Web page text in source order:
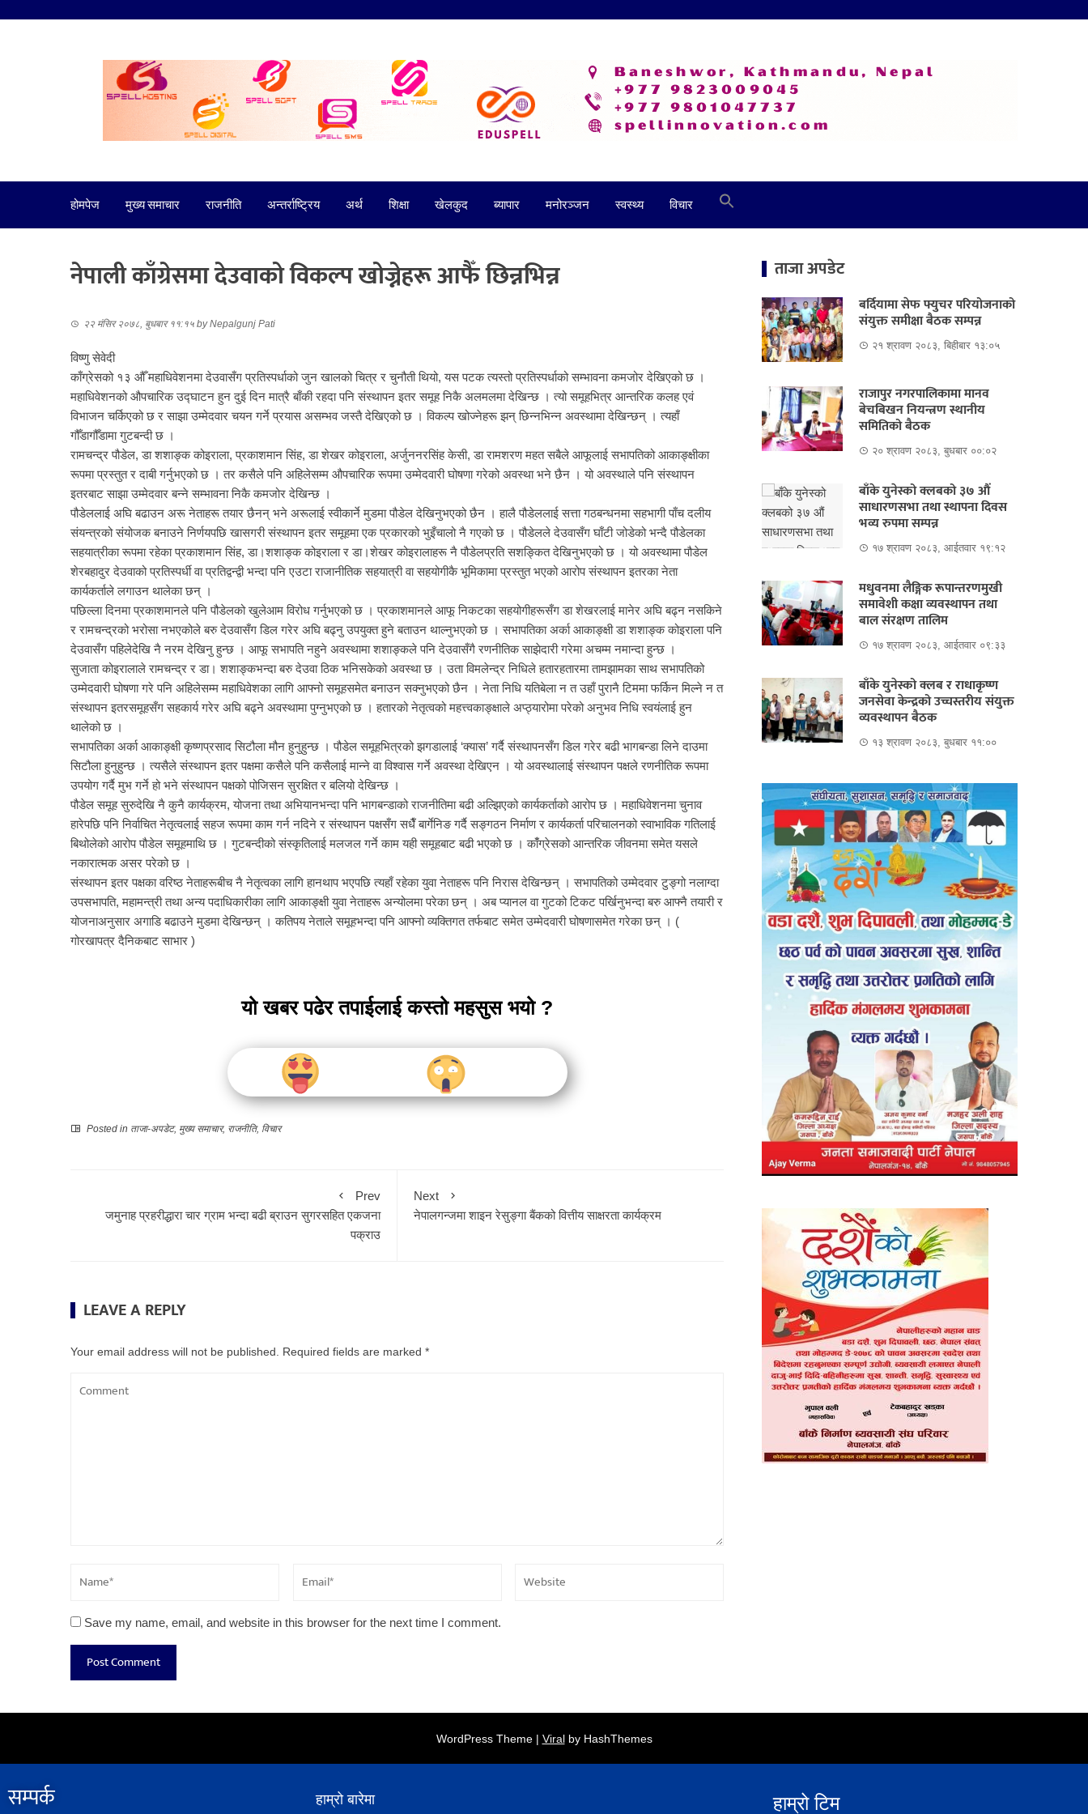
होमपेज मुख्य समाचार राजनीति अन्तर्राष्ट्रिय अर्थ शिक्षा खेलकुद ब्यापार मनोरञ्जन स्वस्थ्य विचार
नेपाली काँग्रेसमा देउवाको विकल्प खोज्नेहरू आफैँ छिन्नभिन्न
२२ मंसिर २०७८, बुधबार ११:१५ byNepalgunj Pati
विष्णु सेवेदी
काँग्रेसको १३ औँ महाधिवेशनमा देउवासँग प्रतिस्पर्धाको जुन खालको चित्र र चुनौती थियो, यस पटक त्यस्तो प्रतिस्पर्धाको सम्भावना कमजोर देखिएको छ ।
महाधिवेशनको औपचारिक उद्घाटन हुन दुई दिन मात्रै बाँकी रहदा पनि संस्थापन इतर समूह निकै अलमलमा देखिन्छ । त्यो समूहभित्र आन्तरिक कलह एवं
विभाजन चर्किएको छ र साझा उम्मेदवार चयन गर्ने प्रयास असम्भव जस्तै देखिएको छ । विकल्प खोज्नेहरू झन् छिन्नभिन्न अवस्थामा देखिन्छन् । त्यहाँ
गौँडागौँडामा गुटबन्दी छ ।
रामचन्द्र पौडेल, डा शशाङ्क कोइराला, प्रकाशमान सिंह, डा शेखर कोइराला, अर्जुननरसिंह केसी, डा रामशरण महत सबैले आफूलाई सभापतिको आकाङ्क्षीका
रूपमा प्रस्तुत र दाबी गर्नुभएको छ । तर कसैले पनि अहिलेसम्म औपचारिक रूपमा उम्मेदवारी घोषणा गरेको अवस्था भने छैन । यो अवस्थाले पनि संस्थापन
इतरबाट साझा उम्मेदवार बन्ने सम्भावना निकै कमजोर देखिन्छ ।
पौडेललाई अघि बढाउन अरू नेताहरू तयार छैनन् भने अरूलाई स्वीकार्ने मुडमा पौडेल देखिनुभएको छैन । हालै पौडेललाई सत्ता गठबन्धनमा सहभागी पाँच दलीय
संयन्‍त्रको संयोजक बनाउने निर्णयपछि खासगरी संस्थापन इतर समूहमा एक प्रकारको भुइँचालो नै गएको छ । पौडेलले देउवासँग घाँटी जोडेको भन्दै पौडेलका
सहयात्रीका रूपमा रहेका प्रकाशमान सिंह, डा।शशाङ्क कोइराला र डा।शेखर कोइरालाहरू नै पौडेलप्रति सशङ्कित देखिनुभएको छ । यो अवस्थामा पौडेल
शेरबहादुर देउवाको प्रतिस्पर्धी वा प्रतिद्वन्द्वी भन्दा पनि एउटा राजानीतिक सहयात्री वा सहयोगीकै भूमिकामा प्रस्तुत भएको आरोप संस्थापन इतरका नेता
कार्यकर्ताले लगाउन थालेका छन् ।
पछिल्ला दिनमा प्रकाशमानले पनि पौडेलको खुलेआम विरोध गर्नुभएको छ । प्रकाशमानले आफू निकटका सहयोगीहरूसँग डा शेखरलाई मानेर अघि बढ्न नसकिने
र रामचन्द्रको भरोसा नभएकोले बरु देउवासँग डिल गरेर अघि बढ्नु उपयुक्त हुने बताउन थाल्नुभएको छ । सभापतिका अर्का आकाङ्क्षी डा शशाङ्क कोइराला पनि
देउवासँग पहिलेदेखि नै नरम देखिनु हुन्छ । आफू सभापति नहुने अवस्थामा शशाङ्कले पनि देउवासँगै रणनीतिक साझेदारी गरेमा अचम्म नमान्दा हुन्छ ।
सुजाता कोइरालाले रामचन्द्र र डा। शशाङ्कभन्दा बरु देउवा ठिक भनिसकेको अवस्था छ । उता विमलेन्द्र निधिले हतारहतारमा तामझामका साथ सभापतिको
उम्मेदवारी घोषणा गरे पनि अहिलेसम्म महाधिवेशका लागि आफ्नो समूहसमेत बनाउन सक्नुभएको छैन । नेता निधि यतिबेला न त उहाँ पुरानै टिममा फर्किन मिल्ने न त
संस्थापन इतरसमूहसँग सहकार्य गरेर अघि बढ्ने अवस्थामा पुग्नुभएको छ । हतारको नेतृत्वको महत्त्वकाङ्क्षाले अप्ठ्यारोमा परेको अनुभव निधि स्वयंलाई हुन
थालेको छ ।
सभापतिका अर्का आकाङ्क्षी कृष्णप्रसाद सिटौला मौन हुनुहुन्छ । पौडेल समूहभित्रको झगडालाई ‘क्यास’ गर्दै संस्थापनसँग डिल गरेर बढी भागबन्डा लिने दाउमा
सिटौला हुनुहुन्छ । त्यसैले संस्थापन इतर पक्षमा कसैले पनि कसैलाई मान्‍ने वा विश्‍वास गर्ने अवस्था देखिएन । यो अवस्थालाई संस्थापन पक्षले रणनीतिक रूपमा
उपयोग गर्दै मुभ गर्ने हो भने संस्थापन पक्षको पोजिसन सुरक्षित र बलियो देखिन्छ ।
पौडेल समूह सुरुदेखि नै कुनै कार्यक्रम, योजना तथा अभियानभन्दा पनि भागबन्डाको राजनीतिमा बढी अल्झिएको कार्यकर्ताको आरोप छ । महाधिवेशनमा चुनाव
हारेपछि पनि निर्वाचित नेतृत्वलाई सहज रूपमा काम गर्न नदिने र संस्थापन पक्षसँग सधैँ बार्गेनिङ गर्दै सङ्गठन निर्माण र कार्यकर्ता परिचालनको स्वाभाविक गतिलाई
बिथोलेको आरोप पौडेल समूहमाथि छ । गुटबन्दीको संस्कृतिलाई मलजल गर्ने काम यही समूहबाट बढी भएको छ । कांँग्रेसको आन्तरिक जीवनमा समेत यसले
नकारात्मक असर परेको छ ।
संस्थापन इतर पक्षका वरिष्ठ नेताहरूबीच नै नेतृत्वका लागि हानथाप भएपछि त्यहाँ रहेका युवा नेताहरू पनि निरास देखिन्छन् । सभापतिको उम्मेदवार टुङ्गो नलाग्दा
उपसभापति, महामन्त्री तथा अन्य पदाधिकारीका लागि आकाङ्क्षी युवा नेताहरू अन्योलमा परेका छन् । अब प्यानल वा गुटको टिकट पर्खिनुभन्दा बरु आफ्नै तयारी र
योजनाअनुसार अगाडि बढाउने मुडमा देखिन्छन् । कतिपय नेताले समूहभन्दा पनि आफ्नो व्यक्तिगत तर्फबाट समेत उम्मेदवारी घोषणासमेत गरेका छन् । (
गोरखापत्र दैनिकबाट साभार )
यो खबर पढेर तपाईलाई कस्तो महसुस भयो ?
Posted in ताजा-अपडेट, मुख्य समाचार, राजनीति, विचार
Prev
जमुनाह प्रहरीद्धारा चार ग्राम भन्दा बढी ब्राउन सुगरसहित एकजना
पक्राउ
Next
नेपालगन्जमा शाइन रेसुङ्गा बैंकको वित्तीय साक्षरता कार्यक्रम
LEAVE A REPLY
Your email address will not be published. Required fields are marked *
Save my name, email, and website in this browser for the next time I comment.
ताजा अपडेट
बर्दियामा सेफ फ्युचर परियोजनाको
संयुक्त समीक्षा बैठक सम्पन्न
२१ श्रावण २०८३, बिहीबार १३:०५
राजापुर नगरपालिकामा मानव
बेचबिखन नियन्त्रण स्थानीय
समितिको बैठक
२० श्रावण २०८३, बुधबार ००:०२
बाँके युनेस्को क्लबको ३७ औं
साधारणसभा तथा स्थापना दिवस
भव्य रुपमा सम्पन्न
१७ श्रावण २०८३, आईतवार १९:१२
मधुवनमा लैङ्गिक रूपान्तरणमुखी
समावेशी कक्षा व्यवस्थापन तथा
बाल संरक्षण तालिम
१७ श्रावण २०८३, आईतवार ०९:३३
बाँके युनेस्को क्लब र राधाकृष्ण
जनसेवा केन्द्रको उच्चस्तरीय संयुक्त
व्यवस्थापन बैठक
१३ श्रावण २०८३, बुधबार ११:००
WordPress Theme | Viralby HashThemes
सम्पर्क​ हाम्रो बारेमा हाम्रो टिम